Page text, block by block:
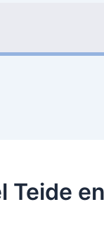
Teide